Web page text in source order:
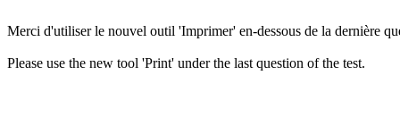
Merci d'utiliser le nouvel outil 'Imprimer' en-dessous de la dernière
Please use the new tool 'Print' under the last question of the test.